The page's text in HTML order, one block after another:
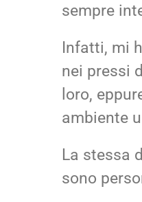
sempre
Infatti, mi
nei pressi
loro,
ambiente
La stessa
sono